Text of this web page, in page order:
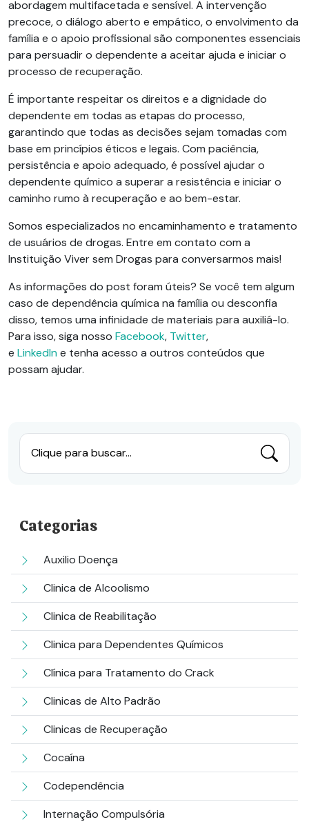
abordagem multifacetada e sensível. A intervenção
precoce, o diálogo aberto e empático, o envolvimento da
família e o apoio profissional são componentes essenciais
para persuadir o dependente a aceitar ajuda e iniciar o
processo de recuperação.
É importante respeitar os direitos e a dignidade do
dependente em todas as etapas do processo,
garantindo que todas as decisões sejam tomadas com
base em princípios éticos e legais. Com paciência,
persistência e apoio adequado, é possível ajudar o
dependente químico a superar a resistência e iniciar o
caminho rumo à recuperação e ao bem-estar.
Somos especializados no encaminhamento e tratamento
de usuários de drogas. Entre em contato com a
Instituição Viver sem Drogas para conversarmos mais!
As informações do post foram úteis? Se você tem algum
caso de dependência química na família ou desconfia
disso, temos uma infinidade de materiais para auxiliá-lo.
Para isso, siga nosso Facebook, Twitter,
e LinkedIne tenha acesso a outros conteúdos que
possam ajudar.
Clique para buscar...
Categorias
Auxilio Doença
Clinica de Alcoolismo
Clinica de Reabilitação
Clinica para Dependentes Químicos
Clínica para Tratamento do Crack
Clinicas de Alto Padrão
Clinicas de Recuperação
Cocaína
Codependência
Internação Compulsória